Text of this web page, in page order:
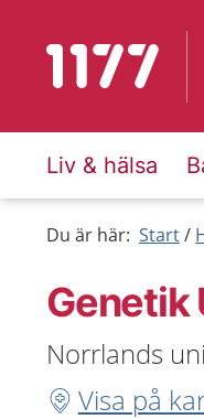
Till startsidan för
Liv & hälsa
Du är här: Start
Genetik
Norrlands
Visa på